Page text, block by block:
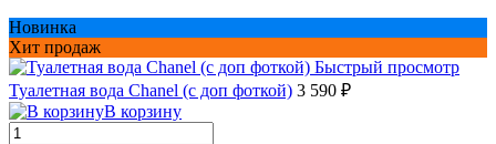
Новинка
Хит продаж
Быстрый просмотр
Туалетная вода Chanel (с доп фоткой) 3 590 ₽
В корзину